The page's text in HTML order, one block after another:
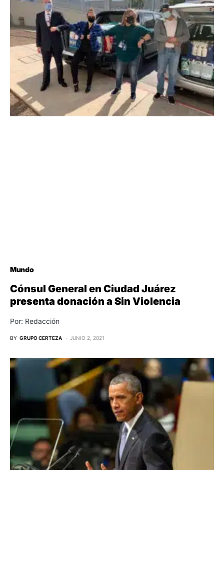
Mundo
Cónsul General en Ciudad Juárez
presenta donación a Sin Violencia
Por: Redacción
BY GRUPO CERTEZA JUNIO 2, 2021